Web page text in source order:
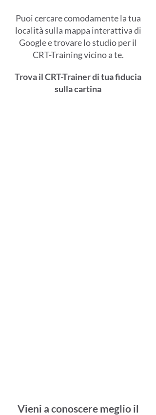
Puoi cercare comodamente la tua
località sulla mappa interattiva di
Google e trovare lo studio per il
CRT-Training vicino a te.
Trova il CRT-Trainer di tua fiducia
sulla cartina
Vieni a conoscere meglio il